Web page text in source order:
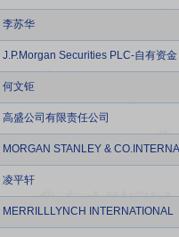
李苏华
J.P.Morgan Securities PLC-自有资金
何文钜
高盛公司有限责任公司
MORGAN STANLEY &
凌平轩
MERRILLLYNCH INTERNATIONAL